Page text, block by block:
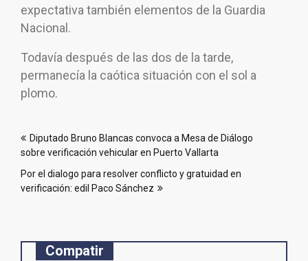
expectativa también elementos de la Guardia
Nacional.
Todavía después de las dos de la tarde,
permanecía la caótica situación con el sol a
plomo.
de
entradas
Diputado Bruno Blancas convoca a Mesa de Diálogo
sobre verificación vehicular en Puerto Vallarta
Por el dialogo para resolver conflicto y gratuidad en
verificación: edil Paco Sánchez
Compatir